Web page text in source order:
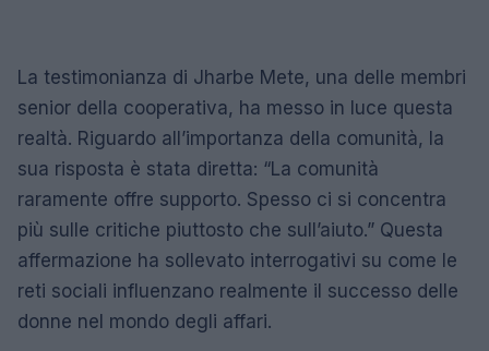
La testimonianza di Jharbe Mete, una delle membri
senior della cooperativa, ha messo in luce questa
realtà. Riguardo all’importanza della comunità, la
sua risposta è stata diretta: “La comunità
raramente offre supporto. Spesso ci si concentra
più sulle critiche piuttosto che sull’aiuto.” Questa
affermazione ha sollevato interrogativi su come le
reti sociali influenzano realmente il successo delle
donne nel mondo degli affari.